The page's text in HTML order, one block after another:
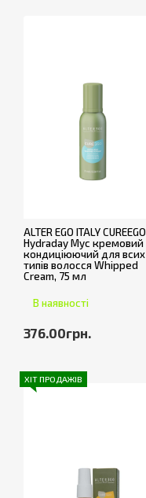
ALTER EGO ITALY CUREEGO
Hydraday Мус кремовий
кондиціюючий для всих
типів волосся Whipped
Cream, 75 мл
В наявності
376.00грн.
ХІТ ПРОДАЖІВ